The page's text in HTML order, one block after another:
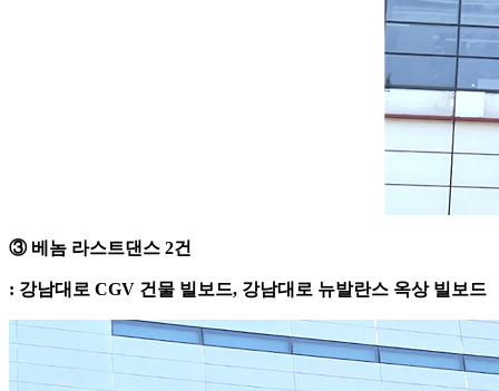
③ 베놈 라스트댄스 2건
: 강남대로 CGV 건물 빌보드, 강남대로 뉴발란스 옥상 빌보드